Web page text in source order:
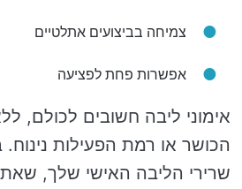
צמיחה בביצועים אתלטיים
אפשרות פחת לפציעה
אימוני ליבה חשובים לכולם,
הכושר או רמת הפעילות נינוח.
שרירי הליבה האישי שלך,